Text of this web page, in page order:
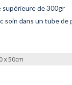
supérieure de 300gr
soin dans un tube de